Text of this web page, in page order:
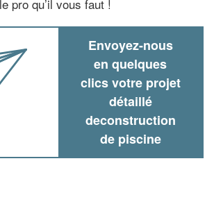
pro qu’il vous faut !
Envoyez-nous
en quelques
clics votre projet
détaillé
deconstruction
de piscine